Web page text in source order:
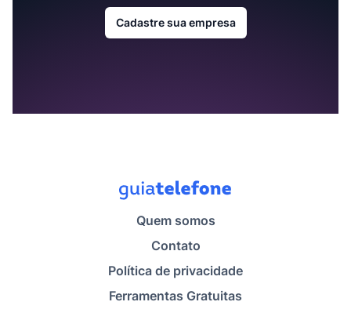
Cadastre sua empresa
Quem somos
Contato
Política de privacidade
Ferramentas Gratuitas